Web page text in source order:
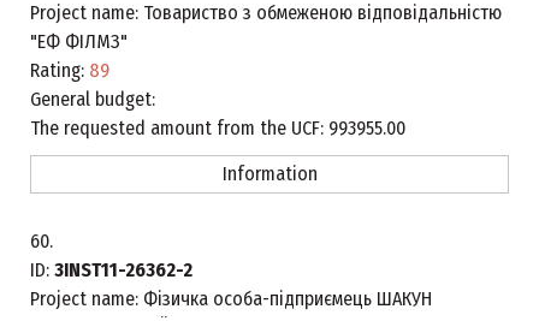
Project name: Товариство з обмеженою відповідальністю
"ЕФ ФІЛМЗ"
Rating: 89
General budget:
The requested amount from the UCF: 993955.00
Information
60.
ID: 3INST11-26362-2
Project name: Фізичка особа-підприємець ШАКУН